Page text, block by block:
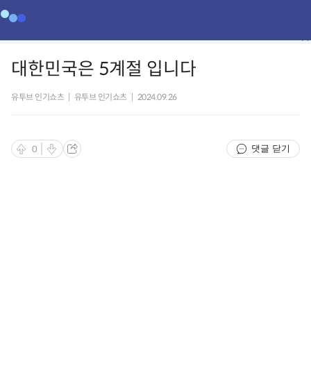
대한민국은 5계절 입니다
유투브 인기쇼츠 유투브 인기쇼츠 2024.09.26
0 댓글 닫기